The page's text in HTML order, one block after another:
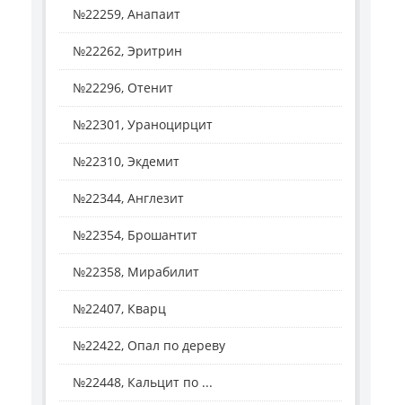
№22259, Анапаит
№22262, Эритрин
№22296, Отенит
№22301, Ураноцирцит
№22310, Экдемит
№22344, Англезит
№22354, Брошантит
№22358, Мирабилит
№22407, Кварц
№22422, Опал по дереву
№22448, Кальцит по ...